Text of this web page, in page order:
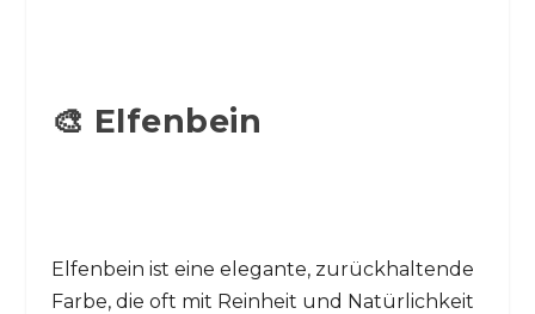
🎨 Elfenbein
Elfenbein ist eine elegante, zurückhaltende
Farbe, die oft mit Reinheit und Natürlichkeit